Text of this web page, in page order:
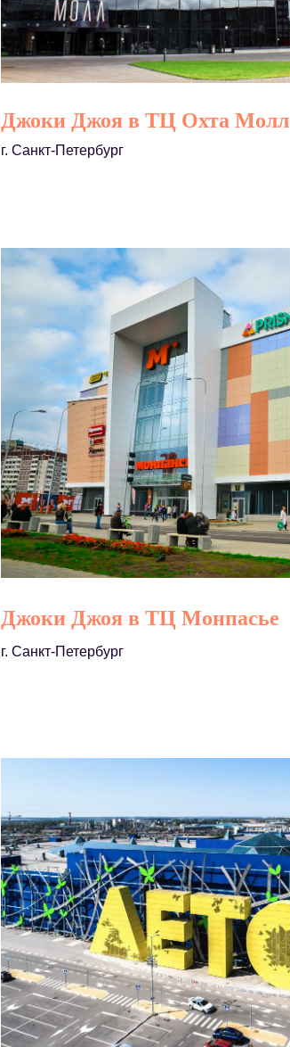
Джоки Джоя в ТЦ Охта Молл
г. Санкт-Петербург
Джоки Джоя в ТЦ Монпасье
г. Санкт-Петербург